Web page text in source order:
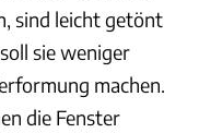
sind leicht getönt
sie weniger
machen.
die Fenster